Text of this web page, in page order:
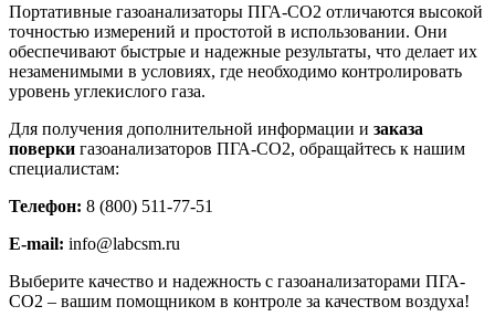
Портативные газоанализаторы ПГА-СО2 отличаются высокой
точностью измерений и простотой в использовании. Они
обеспечивают быстрые и надежные результаты, что делает их
незаменимыми в условиях, где необходимо контролировать
уровень углекислого газа.
Для получения дополнительной информации и заказа
поверки газоанализаторов ПГА-СО2, обращайтесь к нашим
специалистам:
Телефон: 8 (800) 511-77-51
E-mail: info@labcsm.ru
Выберите качество и надежность с газоанализаторами ПГА-
СО2 – вашим помощником в контроле за качеством воздуха!